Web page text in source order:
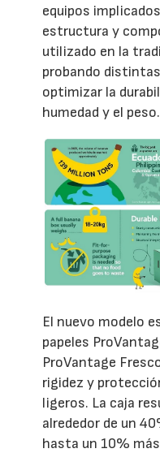
equipos
estructura y
utilizado en la
probando
optimizar la
humedad y el peso.
El nuevo modelo
papeles
ProVantage
rigidez y
ligeros. La caja
alrededor de un
hasta un 10%